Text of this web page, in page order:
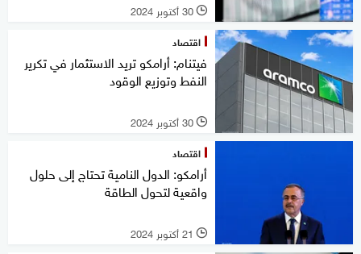
l 30 أكتوبر 2024
اقتصاد
فيتنام: أرامكو تريد الاستثمار في تكرير
النفط وتوزيع الوقود
l 30 أكتوبر 2024
اقتصاد
أرامكو: الدول النامية تحتاج إلى حلول
واقعية لتحول الطاقة
l 21 أكتوبر 2024